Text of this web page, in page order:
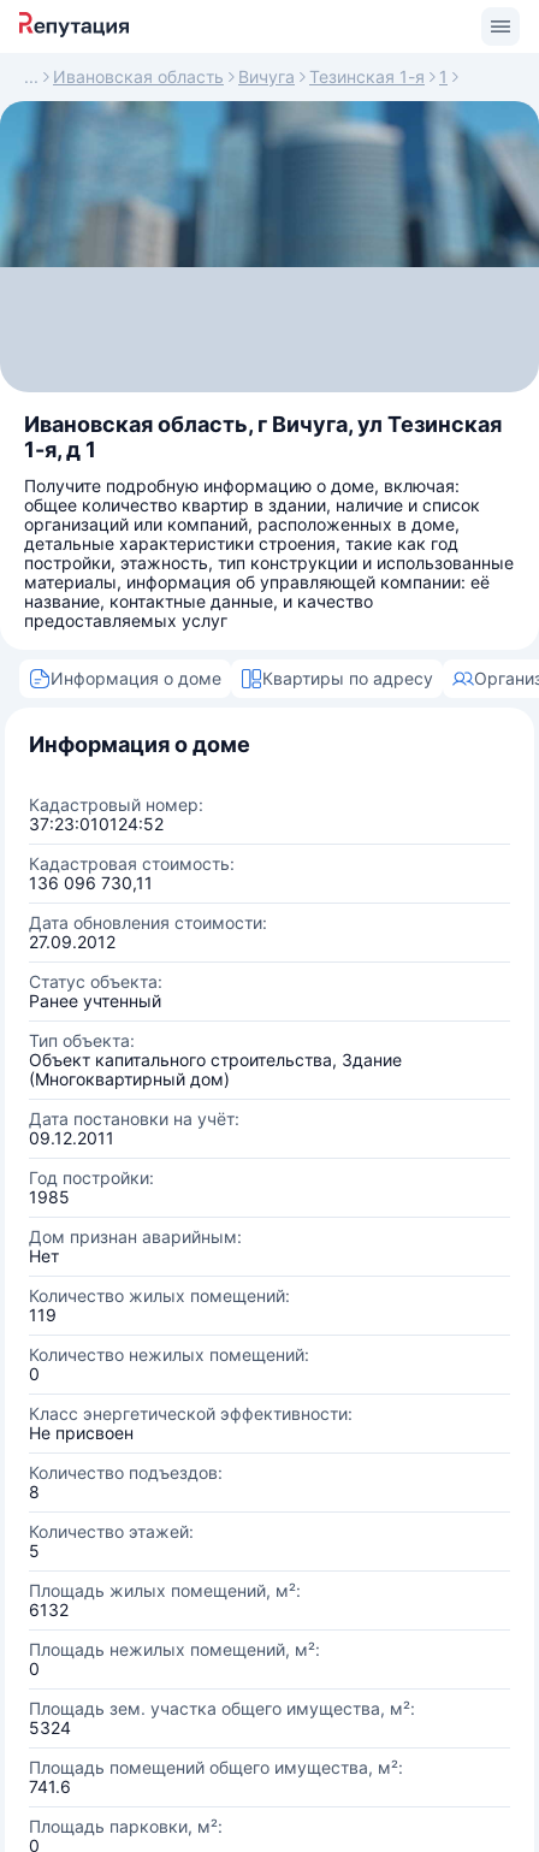
Ивановская область Вичуга Тезинская 1-я 1
Ивановская область, г Вичуга, ул Тезинская
1-я, д 1
Получите подробную информацию о доме, включая:
общее количество квартир в здании, наличие и список
организаций или компаний, расположенных в доме,
детальные характеристики строения, такие как год
постройки, этажность, тип конструкции и использованные
материалы, информация об управляющей компании: её
название, контактные данные, и качество
предоставляемых услуг
Информация о доме Квартиры по адресу
Информация о доме
Кадастровый номер:
37:23:010124:52
Кадастровая стоимость:
136 096 730,11
Дата обновления стоимости:
27.09.2012
Статус объекта:
Ранее учтенный
Тип объекта:
Объект капитального строительства, Здание
(Многоквартирный дом)
Дата постановки на учёт:
09.12.2011
Год постройки:
1985
Дом признан аварийным:
Нет
Количество жилых помещений:
119
Количество нежилых помещений:
0
Класс энергетической эффективности:
Не присвоен
Количество подъездов:
8
Количество этажей:
5
Площадь жилых помещений, м²:
6132
Площадь нежилых помещений, м²:
0
Площадь зем. участка общего имущества, м²:
5324
Площадь помещений общего имущества, м²:
741.6
Площадь парковки, м²:
0